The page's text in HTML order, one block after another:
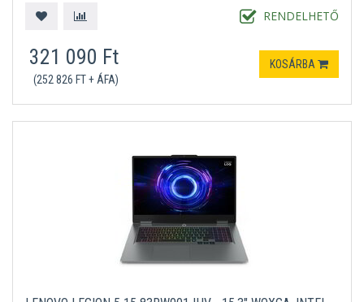
RENDELHETŐ
321 090 Ft
(252 826 FT + ÁFA)
KOSÁRBA